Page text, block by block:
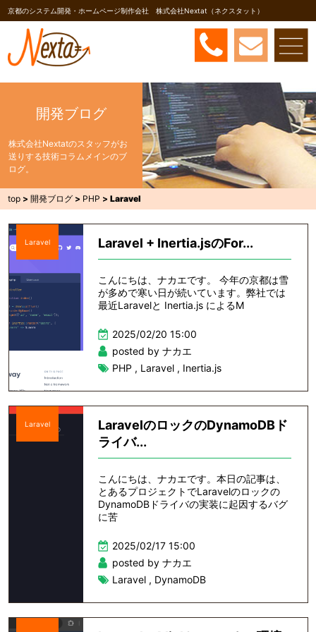
京都のシステム開発・ホームページ制作会社 株式会社Nextat（ネクスタット）
開発ブログ
株式会社Nextatのスタッフがお
送りする技術コラムメインのブ
ログ。
top >開発ブログ > PHP >Laravel
Laravel Laravel + Inertia.jsのFor...
こんにちは、ナカエです。 今年の京都は雪
が多めで寒い日が続いています。弊社では
最近Laravelと Inertia.js によるM
2025/02/20 15:00
posted by ナカエ
PHP , Laravel, Inertia.js
Laravel
LaravelのロックのDynamoDBド
ライバ...
こんにちは、ナカエです。本日の記事は、
とあるプロジェクトでLaravelのロックの
DynamoDBドライバの実装に起因するバグ
に苦
2025/02/17 15:00
posted by ナカエ
Laravel, DynamoDB